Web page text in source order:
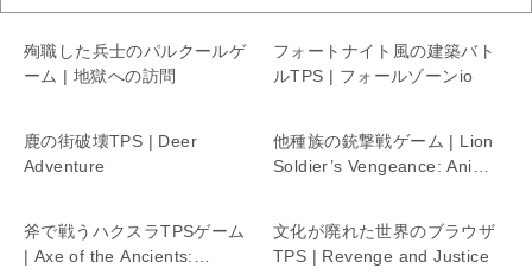
殉職した兵士のパルクールゲ
ーム | 地獄への訪問
フォートナイト風の建築バト
ルTPS | フォールゾーンio
鹿の街破壊TPS | Deer
Adventure
他種族の銃撃戦ゲーム | Lion
Soldier’s Vengeance: Animal
斧で戦うハクスラTPSゲーム
| Axe of the Ancients:
文化が廃れた世界のブラウザ
TPS | Revenge and Justice